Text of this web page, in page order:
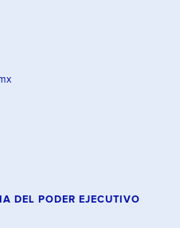
DEL PODER EJECUTIVO